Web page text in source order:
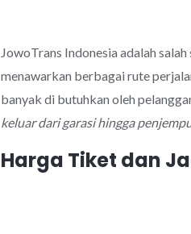
JowoTrans Indonesia adalah
menawarkan berbagai rute
banyak di butuhkan oleh
keluar dari garasi hingga
Harga Tiket dan